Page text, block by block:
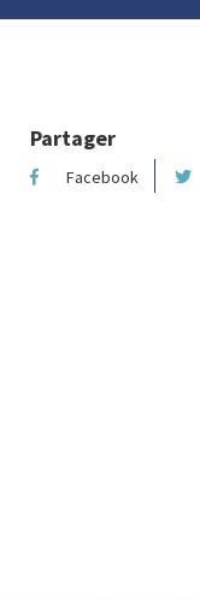
Partager
Facebook